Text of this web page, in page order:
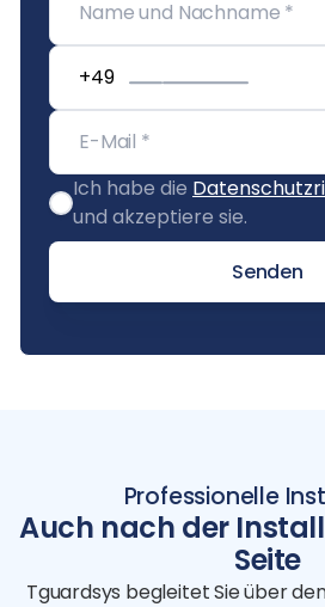
Ich habe die
und akzeptiere sie.
Senden
Professionelle
Auch nach der
Seite
Tguardsys begleitet Sie über